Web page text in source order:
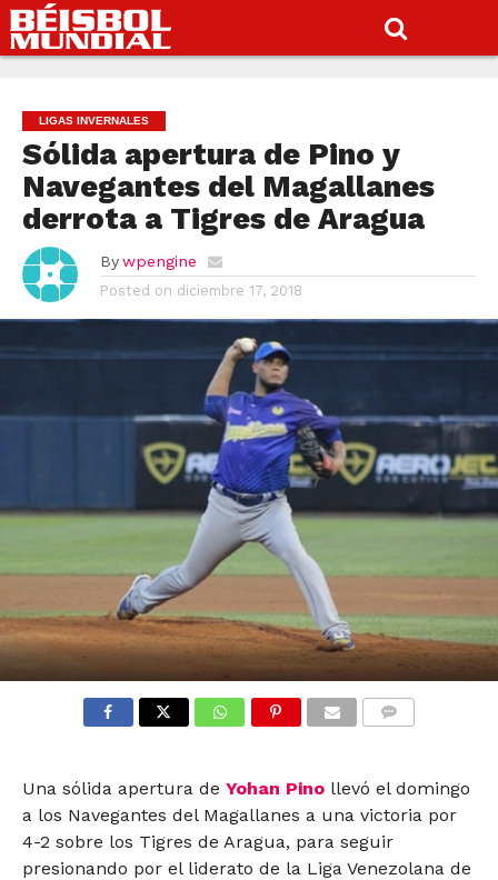
LIGAS INVERNALES
Sólida apertura de Pino y
Navegantes del Magallanes
derrota a Tigres de Aragua
By wpengine
Posted on diciembre 17, 2018
Una sólida apertura de Yohan Pinollevó el domingo
a los Navegantes del Magallanes a una victoria por
4-2 sobre los Tigres de Aragua, para seguir
presionando por el liderato de la Liga Venezolana de